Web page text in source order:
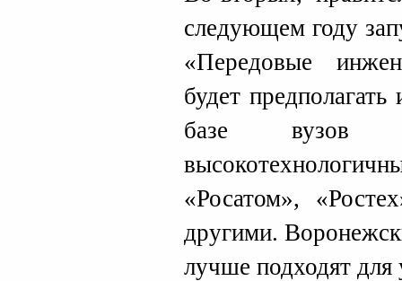
следующем году
«Передовые
будет
базе вузов
«Росатом»,
другими.
лучше подходят для